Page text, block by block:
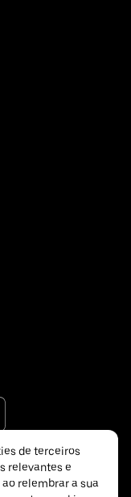
de terceiros
relevantes e
relembrar a sua